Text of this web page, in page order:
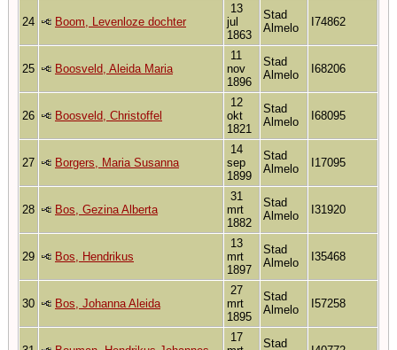
24 Boom, Levenloze dochter
13
jul
1863
Stad
Almelo
I74862
25 Boosveld, Aleida Maria
11
nov
1896
Stad
Almelo
I68206
26 Boosveld, Christoffel
12
okt
1821
Stad
Almelo
I68095
27 Borgers, Maria Susanna
14
sep
1899
Stad
Almelo
I17095
28 Bos, Gezina Alberta
31
mrt
1882
Stad
Almelo
I31920
29 Bos, Hendrikus
13
mrt
1897
Stad
Almelo
I35468
30 Bos, Johanna Aleida
27
mrt
1895
Stad
Almelo
I57258
17
Stad